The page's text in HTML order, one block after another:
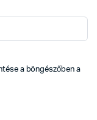
a böngészőben a